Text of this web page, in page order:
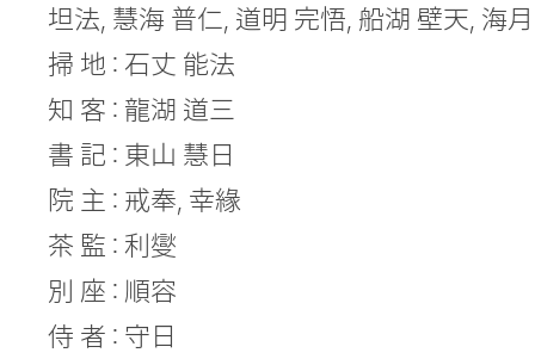
坦法, 慧海 普仁, 道明 完悟, 船湖 壁天, 海
掃 地 : 石丈 能法
知 客 : 龍湖 道三
書 記 : 東山 慧日
院 主 : 戒奉, 幸緣
茶 監 : 利燮
別 座 : 順容
侍 者 : 守日